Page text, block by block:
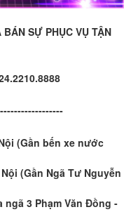
SỰ PHỤC VỤ TẬN
(Gần bến xe nước
(Gần Ngã Tư Nguyễn
ngã 3 Phạm Văn Đồng -